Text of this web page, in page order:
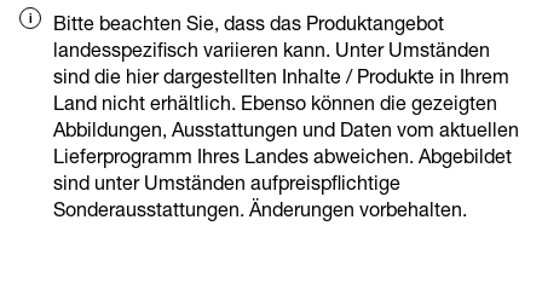
Bitte beachten Sie, dass das Produktangebot
landesspezifisch variieren kann. Unter Umständen
sind die hier dargestellten Inhalte / Produkte in Ihrem
Land nicht erhältlich. Ebenso können die gezeigten
Abbildungen, Ausstattungen und Daten vom aktuellen
Lieferprogramm Ihres Landes abweichen. Abgebildet
sind unter Umständen aufpreispflichtige
Sonderausstattungen. Änderungen vorbehalten.